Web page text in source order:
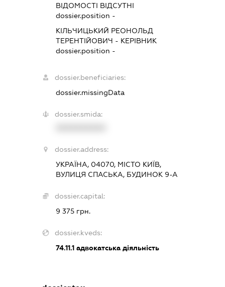
ВІДОМОСТІ ВІДСУТНІ
dossier.position -
КІЛЬЧИЦЬКИЙ РЕОНОЛЬД
ТЕРЕНТІЙОВИЧ - КЕРІВНИК
dossier.position -
dossier.beneficiaries:
dossier.missingData
dossier.smida:
dossier.address:
УКРАЇНА, 04070, МІСТО КИЇВ,
ВУЛИЦЯ СПАСЬКА, БУДИНОК 9-А
dossier.capital:
9 375 грн.
dossier.kveds:
74.11.1адвокатська діяльність